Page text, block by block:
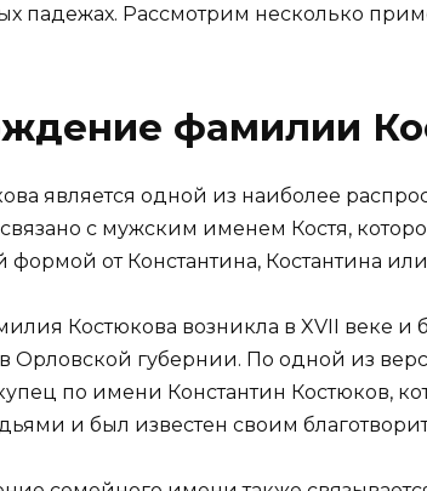
падежах. Рассмотрим несколько
фамилии
является одной из наиболее
с мужским именем Костя,
от Константина, Костантина
Костюкова возникла в XVII веке и
Орловской губернии. По одной из
по имени Константин Костюков,
и был известен своим